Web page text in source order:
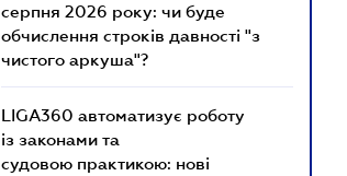
серпня 2026 року: чи буде
обчислення строків давності "з
чистого аркуша"?
LIGA360 автоматизує роботу
із законами та
судовою практикою: нові